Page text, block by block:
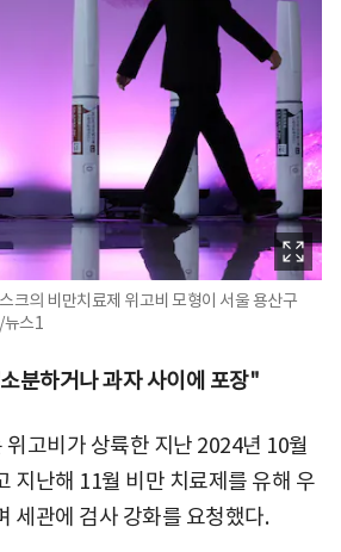
크의 비만치료제 위고비 모형이 서울 용산구
뉴스1
하거나 과자 사이에 포장"
고비가 상륙한 지난 2024년 10월
지난해 11월 비만 치료제를 유해 우
세관에 검사 강화를 요청했다.